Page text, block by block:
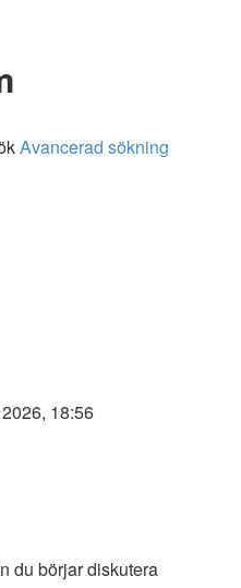
Avancerad sökning
18:56
du börjar diskutera